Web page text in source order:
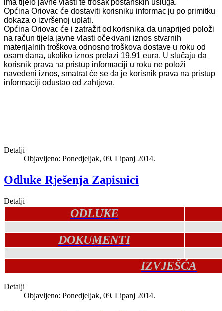
ima tijelo javne vlasti te trošak poštanskih usluga.
Općina Oriovac će dostaviti korisniku informaciju po primitku
dokaza o izvršenoj uplati.
Općina Oriovac će i zatražit od korisnika da unaprijed položi
na račun tijela javne vlasti očekivani iznos stvarnih
materijalnih troškova odnosno troškova dostave u roku od
osam dana, ukoliko iznos prelazi 19,91 eura. U slučaju da
korisnik prava na pristup informaciji u roku ne položi
navedeni iznos, smatrat će se da je korisnik prava na pristup
informaciji odustao od zahtjeva.
Detalji
Objavljeno: Ponedjeljak, 09. Lipanj 2014.
Odluke Rješenja Zapisnici
Detalji
ODLUKE
DOKUMENTI
IZVJEŠĆA
Detalji
Objavljeno: Ponedjeljak, 09. Lipanj 2014.